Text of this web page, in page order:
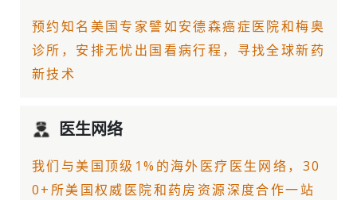
预约知名美国专家譬如安德森癌症医院和梅奥
诊所，安排无忧出国看病行程，寻找全球新药
新技术
医生网络
我们与美国顶级1%的海外医疗医生网络，30
0+所美国权威医院和药房资源深度合作一站